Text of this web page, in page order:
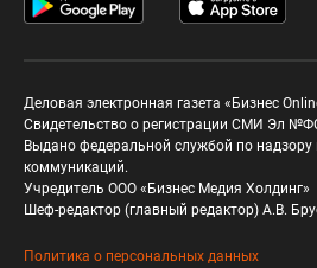
Деловая электронная газета «Бизнес
Свидетельство о регистрации СМИ Эл
Выдано федеральной службой по
коммуникаций.
Учредитель ООО «Бизнес Медия Холдинг»
Шеф-редактор (главный редактор) А.В.
Политика о персональных данных